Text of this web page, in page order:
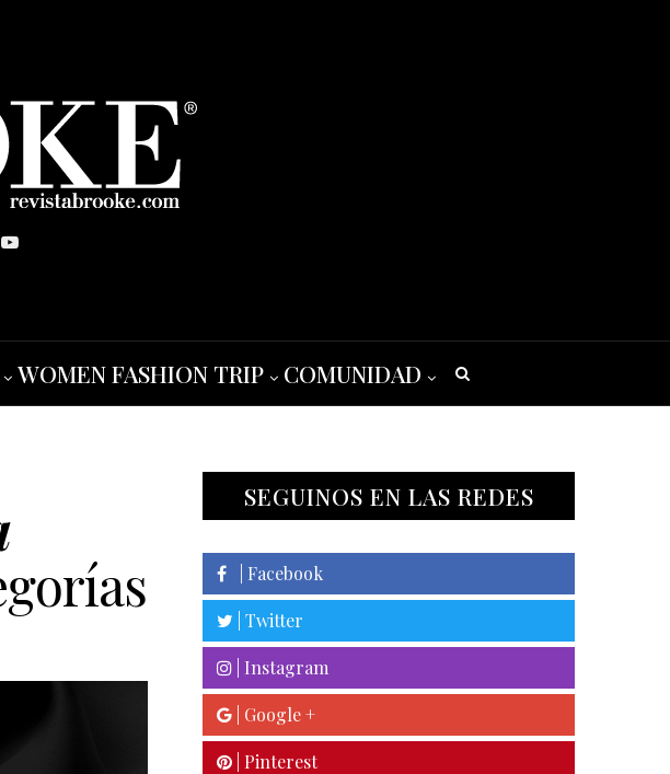
WOMEN FASHION TRIP COMUNIDAD
SEGUINOS EN LAS REDES
| Facebook
| Twitter
| Instagram
| Google +
| Pinterest